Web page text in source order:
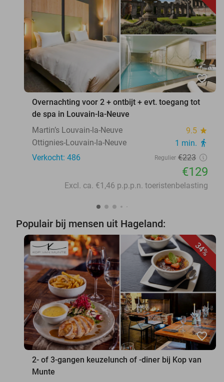
favorite_border
Overnachting voor 2 + ontbijt + evt. toegang tot
de spa in Louvain-la-Neuve
Martin’s Louvain-la-Neuve
9.5 star
Ottignies-Louvain-la-Neuve 1 min. directions_walk
Verkocht: 486 Regulier €223
€129
Excl. ca. €1,46 p.p.p.n. toeristenbelasting
Populair bij mensen uit Hageland:
34%
favorite_border
2- of 3-gangen keuzelunch of -diner bij Kop van
Munte